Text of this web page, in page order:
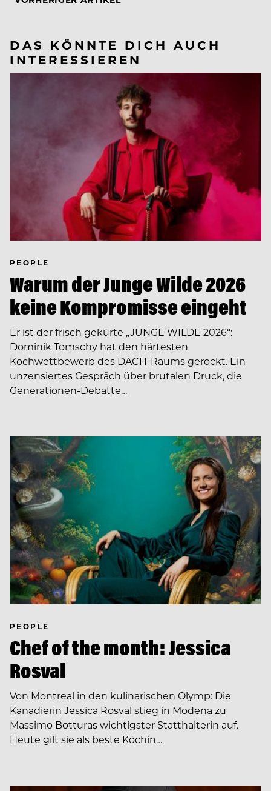
DAS KÖNNTE DICH AUCH
INTERESSIEREN
PEOPLE
Warum der Junge Wilde 2026
keine Kompromisse eingeht
Er ist der frisch gekürte „JUNGE WILDE 2026“:
Dominik Tomschy hat den härtesten
Kochwettbewerb des DACH-Raums gerockt. Ein
unzensiertes Gespräch über brutalen Druck, die
Generationen-Debatte…
PEOPLE
Chef of the month: Jessica
Rosval
Von Montreal in den kulinarischen Olymp: Die
Kanadierin Jessica Rosval stieg in Modena zu
Massimo Botturas wichtigster Statthalterin auf.
Heute gilt sie als beste Köchin…